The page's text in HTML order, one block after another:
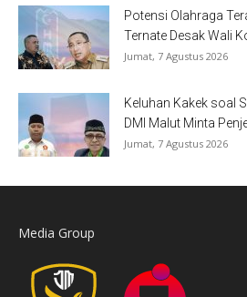
Potensi Olahraga
Ternate Desak Wali
Jumat, 7 Agustus 2026
Keluhan Kakek soal
DMI Malut Minta
Jumat, 7 Agustus 2026
Media Group